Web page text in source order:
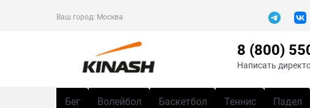
Ваш город: Москва
8 (800)
Написать
Бег Волейбол Баскетбол Теннис Падел